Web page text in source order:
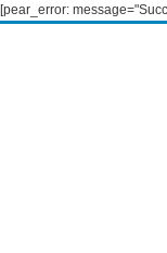
[pear_error: